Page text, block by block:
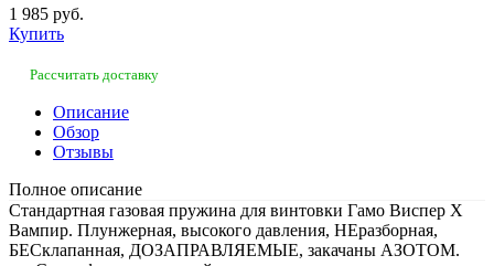
1 985 руб.
Купить
Рассчитать доставку
Описание
Обзор
Отзывы
Полное описание
Стандартная газовая пружина для винтовки Гамо Виспер X
Вампир. Плунжерная, высокого давления, НЕразборная,
БЕСклапанная, ДОЗАПРАВЛЯЕМЫЕ, закачаны АЗОТОМ.